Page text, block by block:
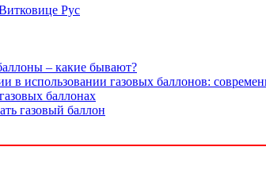
Рус
– какие бывают?
в использовании газовых баллонов:
баллонах
газовый баллон